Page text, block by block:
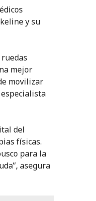
y su
mejor
movilizar
del
físicas.
para la
asegura